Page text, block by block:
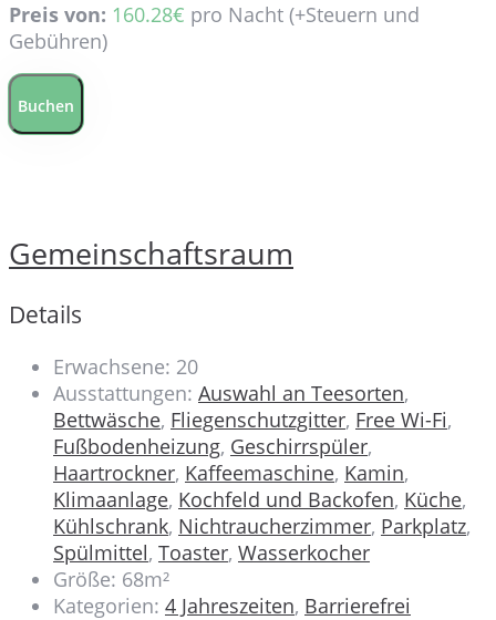
Preis von: 160.28€ pro Nacht (+Steuern und
Gebühren)
Buchen
Gemeinschaftsraum
Details
Erwachsene: 20
Ausstattungen: Auswahl an Teesorten,
Bettwäsche, Fliegenschutzgitter, Free Wi-Fi,
Fußbodenheizung, Geschirrspüler,
Haartrockner, Kaffeemaschine, Kamin,
Klimaanlage, Kochfeld und Backofen, Küche,
Kühlschrank, Nichtraucherzimmer, Parkplatz,
Spülmittel, Toaster, Wasserkocher
Größe: 68m²
Kategorien: 4 Jahreszeiten, Barrierefrei